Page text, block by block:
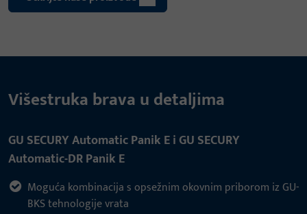
Višestruka brava u detaljima
GU SECURY Automatic Panik E i GU SECURY
Automatic-DR Panik E
Moguća kombinacija s opsežnim okovnim priborom iz GU-
BKS tehnologije vrata